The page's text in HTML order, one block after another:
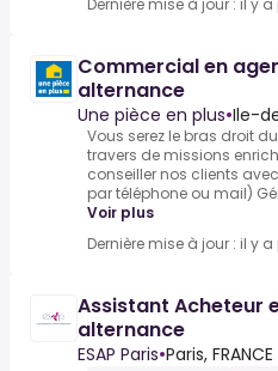
Dernière mise à jour : il y
Commercial en
alternance
Une pièce en plus•Ile-
Vous serez le bras droit
travers de missions
conseiller nos clients
par téléphone ou mail)
Voir plus
Dernière mise à jour : il y
Assistant Acheteur
alternance
ESAP Paris•Paris, FRANCE